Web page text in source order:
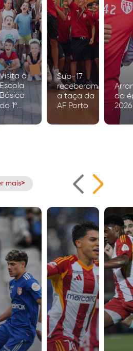
Visita à
Escola
Básica
do 1º
Ciclo de
Igreja
Sub-17
receberam
a taça da
AF Porto
da
mais